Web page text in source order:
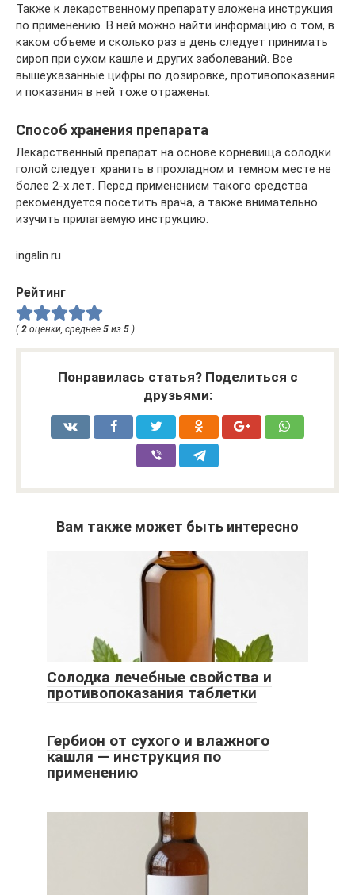
Также к лекарственному препарату вложена инструкция
по применению. В ней можно найти информацию о том, в
каком объеме и сколько раз в день следует принимать
сироп при сухом кашле и других заболеваний. Все
вышеуказанные цифры по дозировке, противопоказания
и показания в ней тоже отражены.
Способ хранения препарата
Лекарственный препарат на основе корневища солодки
голой следует хранить в прохладном и темном месте не
более 2-х лет. Перед применением такого средства
рекомендуется посетить врача, а также внимательно
изучить прилагаемую инструкцию.
ingalin.ru
Рейтинг
( 2 оценки, среднее 5 из 5 )
Понравилась статья? Поделиться с
друзьями:
Вам также может быть интересно
Солодка лечебные свойства и
противопоказания таблетки
Гербион от сухого и влажного
кашля — инструкция по
применению